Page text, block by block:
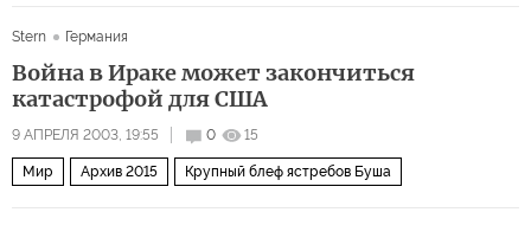
Stern Германия
Война в Ираке может закончиться
катастрофой для США
9 АПРЕЛЯ 2003, 19:55 0 15
Мир Архив 2015 Крупный блеф ястребов Буша